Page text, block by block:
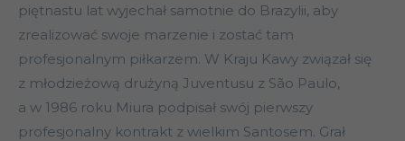
piętnastu lat wyjechał samotnie do Brazylii, aby
zrealizować swoje marzenie i zostać tam
profesjonalnym piłkarzem. W Kraju Kawy związał się
z młodzieżową drużyną Juventusu z São Paulo,
a w 1986 roku Miura podpisał swój pierwszy
profesjonalny kontrakt z wielkim Santosem. Grał